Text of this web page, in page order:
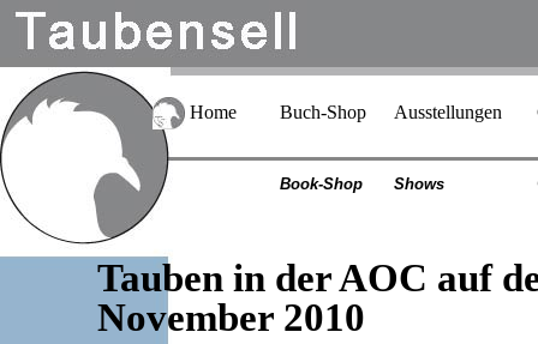
Home Buch-Shop Ausstellungen
Book-Shop Shows
Tauben in der AOC auf
November 2010